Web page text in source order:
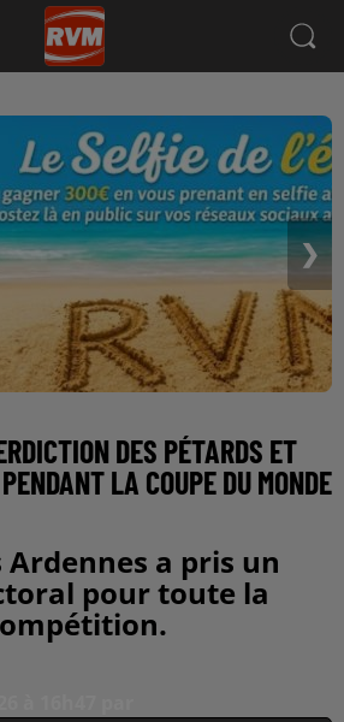
❯
DES PÉTARDS ET
LA COUPE DU MONDE
Ardennes a pris un
pour toute la